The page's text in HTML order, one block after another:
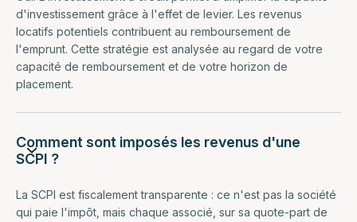
d'investissement grâce à l'effet de levier. Les revenus
locatifs potentiels contribuent au remboursement de
l'emprunt. Cette stratégie est analysée au regard de votre
capacité de remboursement et de votre horizon de
placement.
Comment sont imposés les revenus d'une
SCPI ?
La SCPI est fiscalement transparente : ce n'est pas la société
qui paie l'impôt, mais chaque associé, sur sa quote-part de